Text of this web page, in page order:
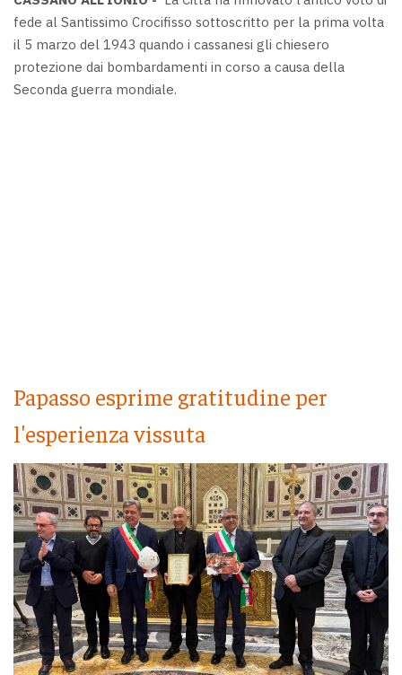
fede al Santissimo Crocifisso sottoscritto per la prima volta
il 5 marzo del 1943 quando i cassanesi gli chiesero
protezione dai bombardamenti in corso a causa della
Seconda guerra mondiale.
Papasso esprime gratitudine per
l'esperienza vissuta